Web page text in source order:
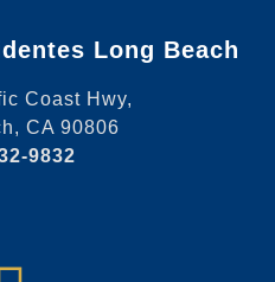
Long Beach
Coast Hwy,
CA 90806
9832